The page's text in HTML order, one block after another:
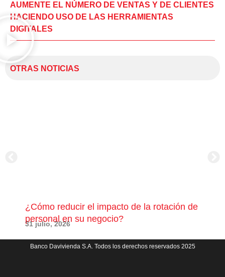
AUMENTE EL NÚMERO DE VENTAS Y DE CLIENTES
HACIENDO USO DE LAS HERRAMIENTAS
DIGITALES
OTRAS NOTICIAS
¿Cómo reducir el impacto de la rotación de
personal en su negocio?
31 julio, 2026
Banco Davivienda S.A. Todos los derechos reservados 2025